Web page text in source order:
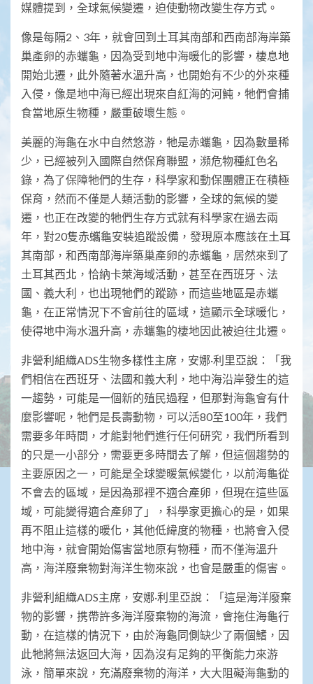
媒體提到，全球氣候變遷，迫使動物改變生存方式。
像是每隔2、3年，就會回到土耳其南部和西南部海岸築
巢產卵的赤蠵龜，因為受到地中海暖化的影響，棲息地
開始北遷，此外隨著水溫升高，也開始有不少的外來種
入侵，像是地中海已經出現來自紅海的河魨，牠們會捕
食當地原生物種，嚴重破壞生態。
美麗的海龜在水中自然悠游，牠是赤蠵龜，因為數量稀
少，已經被列入國際自然保育聯盟，瀕危物種紅色名
錄，為了保障牠們的生存，科學家和動保團體正在積極
保育，然而不僅是人類活動的影響，全球的氣候的變
遷，也正在改變的牠們生存方式就有科學家在過去兩
年，對20隻赤蠵龜安裝追蹤設備，發現原本應該在土耳
其南部，和西南部海岸築巢產卵的赤蠵龜，居然來到了
土耳其西北，恰納卡萊海域活動，甚至在西班牙、法
國、義大利，也出現牠們的蹤跡，而這些地區是赤蠵
龜，在正常情況下不會前往的區域，這顯示全球暖化，
使得地中海水溫升高，赤蠵龜的棲地因此被迫往北遷。
非營利組織ADS生物多樣性主席，安娜·利里亞說：「我
們相信在西班牙、法國和義大利，地中海沿岸發生的這
一趨勢，可能是一個新的殖民過程，但那對海龜會有什
麼影響呢，牠們是長壽動物，可以活80至100年，我們
需要多年時間，才能對牠們進行任何研究，我們所看到
的只是一小部分，需要更多時間去了解，但這個趨勢的
主要原因之一，可能是全球變暖氣候變化，以前海龜從
不會去的區域，是因為那裡不適合產卵，但現在這些區
域，可能變得適合產卵了」，科學家更擔心的是，如果
再不阻止這樣的暖化，其他低緯度的物種，也將會入侵
地中海，就會開始傷害當地原有物種，而不僅海溫升
高，海洋廢棄物對海洋生物來說，也會是嚴重的傷害。
非營利組織ADS主席，安娜·利里亞說：「這是海洋廢棄
物的影響，携帶許多海洋廢棄物的海流，會拖住海龜行
動，在這樣的情況下，由於海龜同側缺少了兩個鰭，因
此牠將無法返回大海，因為沒有足夠的平衡能力來游
泳，簡單來說，充滿廢棄物的海洋，大大阻礙海龜動的